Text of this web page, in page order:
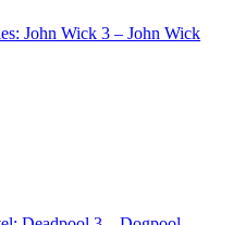
John Wick 3 – John Wick